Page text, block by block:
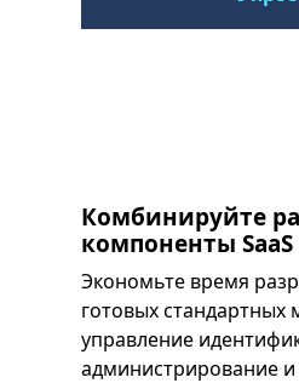
Комбинируйте
компоненты SaaS
Экономьте время
готовых стандартных
управление
администрирование